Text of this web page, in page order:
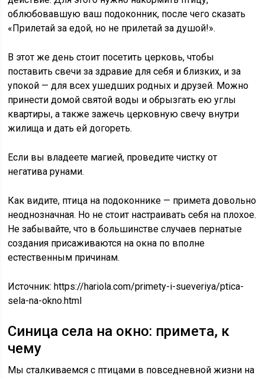
облюбовавшую ваш подоконник, после чего сказать
«Прилетай за едой, но не прилетай за душой!».
В этот же день стоит посетить церковь, чтобы
поставить свечи за здравие для себя и близких, и за
упокой — для всех ушедших родных и друзей. Можно
принести домой святой воды и обрызгать ею углы
квартиры, а также зажечь церковную свечу внутри
жилища и дать ей догореть.
Если вы владеете магией, проведите чистку от
негатива рунами.
Как видите, птица на подоконнике — примета довольно
неоднозначная. Но не стоит настраивать себя на плохое.
Не забывайте, что в большинстве случаев пернатые
создания присаживаются на окна по вполне
естественным причинам.
Источник:https://hariola.com/primety-i-sueveriya/ptica-
sela-na-okno.html
Синица села на окно: примета, к
чему
Мы сталкиваемся с птицами в повседневной жизни на